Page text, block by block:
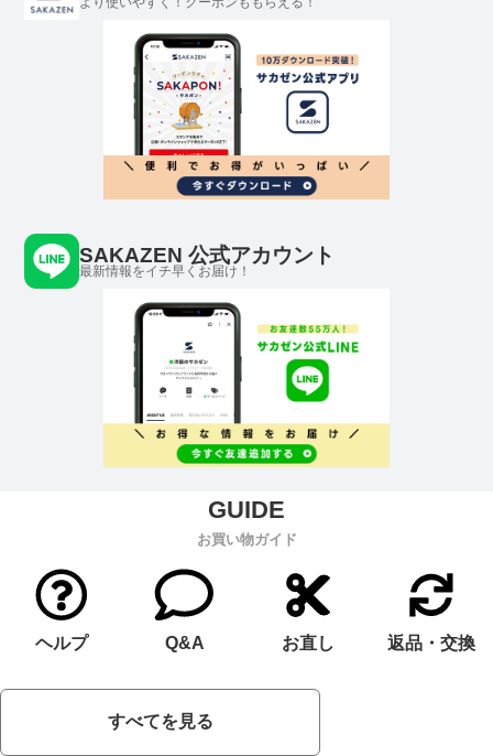
SAKAZEN 公式アカウント
最新情報をイチ早くお届け！
お買い物ガイド
ヘルプ Q&A お直し 返品・交換
すべてを見る